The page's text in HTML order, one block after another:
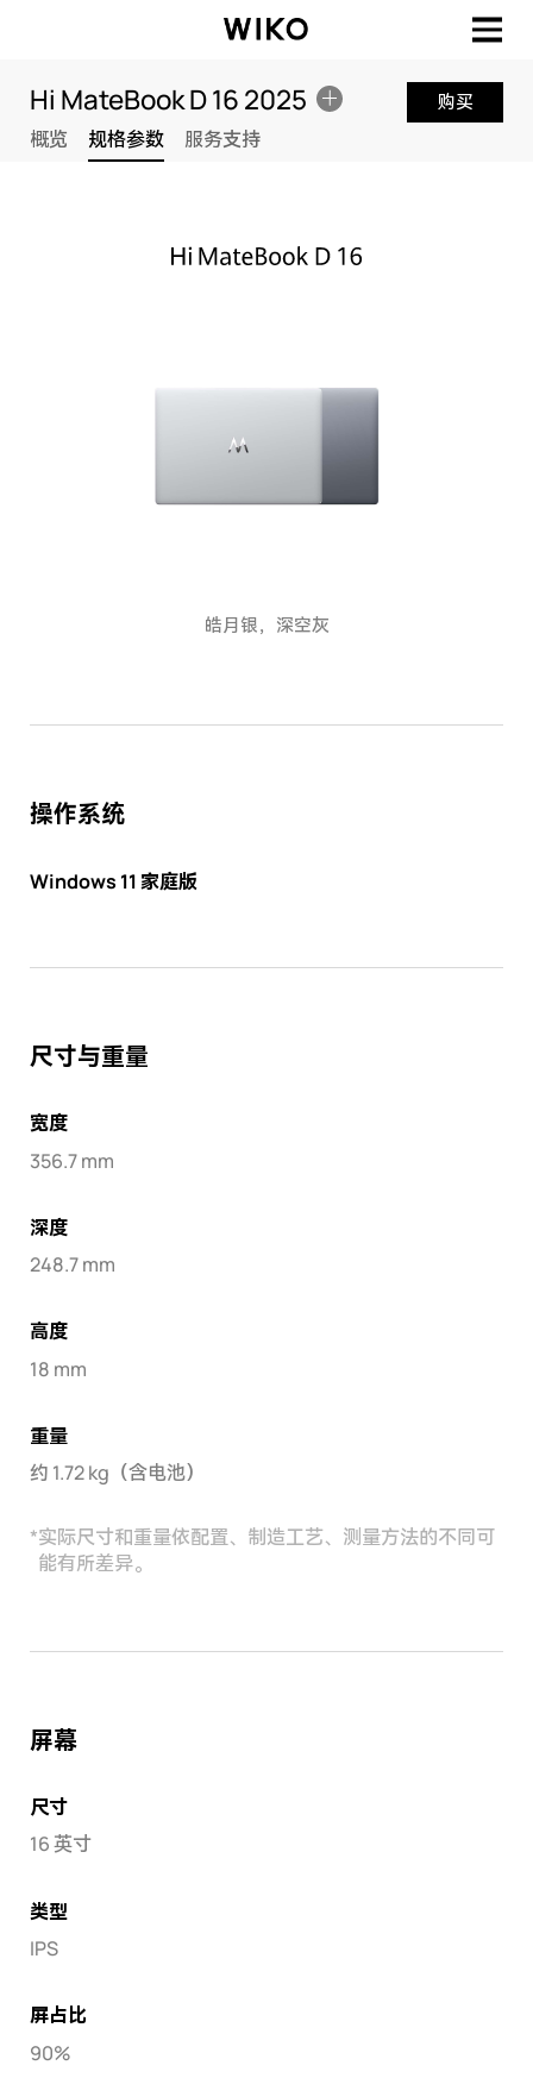
Hi MateBook D 16 2025
概览 规格参数 服务支持
购买
皓月银，深空灰
操作系统
Windows 11 家庭版
尺寸与重量
宽度
356.7 mm
深度
248.7 mm
高度
18 mm
重量
约 1.72 kg（含电池）
*实际尺寸和重量依配置、制造工艺、测量方法的不同可
能有所差异。
屏幕
尺寸
16 英寸
类型
IPS
屏占比
90%